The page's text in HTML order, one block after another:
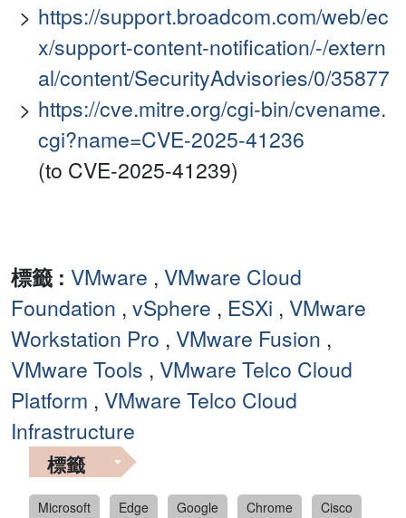
https://support.broadcom.com/web/ec
x/support-content-notification/-/extern
al/content/SecurityAdvisories/0/35877
https://cve.mitre.org/cgi-bin/cvename.
cgi?name=CVE-2025-41236
(to CVE-2025-41239)
標籤 : VMware , VMware Cloud
Foundation , vSphere , ESXi , VMware
Workstation Pro , VMware Fusion ,
VMware Tools , VMware Telco Cloud
Platform , VMware Telco Cloud
Infrastructure
標籤
Microsoft Edge Google Chrome
Cisco